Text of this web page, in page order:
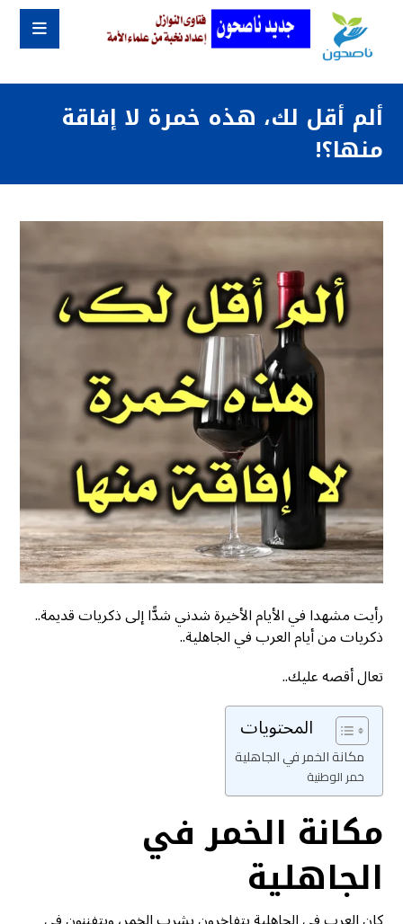
ألم أقل لك، هذه خمرة لا إفاقة
منها؟!
رأيت مشهدا في الأيام الأخيرة شدني شدًّا إلى ذكريات قديمة..
ذكريات من أيام العرب في الجاهلية..
تعال أقصه عليك..
المحتويات
مكانة الخمر في الجاهلية
خمر الوطنية
مكانة الخمر في
الجاهلية